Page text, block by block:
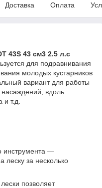
Доставка Оплата
43S 43 см3 2.5 л.с
для подравнивания
молодых кустарников
вариант для работы
насаждений, вдоль
т.д.
инструмента —
леску за несколько
позволяет